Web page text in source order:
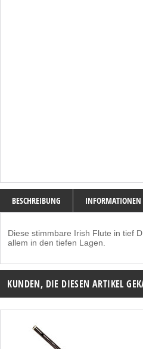
BESCHREIBUNG INFORMATIONEN
Diese stimmbare Irish Flute in tief
allem in den tiefen Lagen.
KUNDEN, DIE DIESEN ARTIKEL